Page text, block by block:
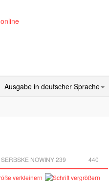
Ausgabe in deutscher Sprache
440
SERBSKE NOWINY 239